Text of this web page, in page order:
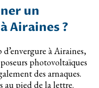
un
Airaines ?
à Airaines,
photovoltaïques
des arnaques.
au pied de la lettre.